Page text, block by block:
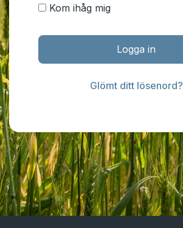
Kom ihåg mig
Logga in
Glömt ditt lösenord?